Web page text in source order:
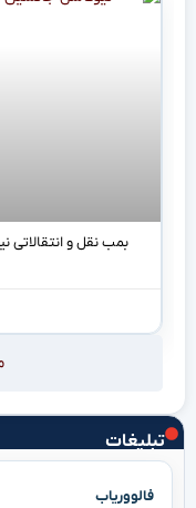
تبلیغات
فالووریاب
بمب نقل و انتقالاتی